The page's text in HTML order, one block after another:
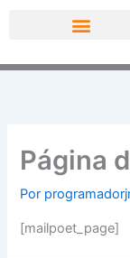
conteúdo
Página
Por
[mailpoet_page]